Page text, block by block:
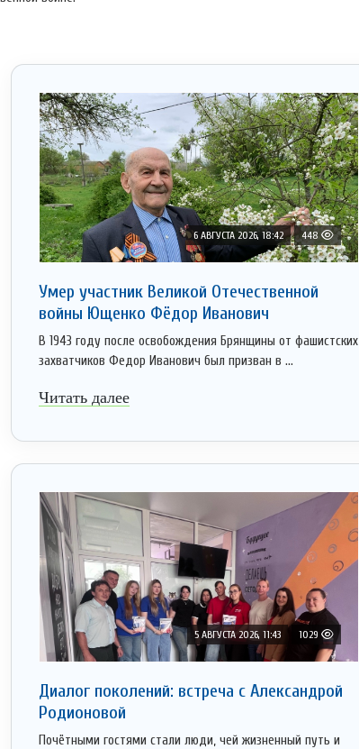
6 АВГУСТА 2026, 18:42 448
Умер участник Великой Отечественной
войны Ющенко Фёдор Иванович
В 1943 году после освобождения Брянщины от фашистских
захватчиков Федор Иванович был призван в ...
Читать далее
5 АВГУСТА 2026, 11:43 1029
Диалог поколений: встреча с Александрой
Родионовой
Почётными гостями стали люди, чей жизненный путь и